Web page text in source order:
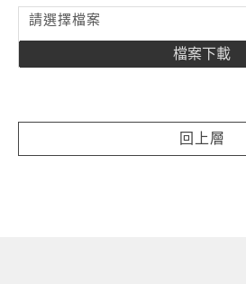
請選擇檔案
檔案下載
回上層